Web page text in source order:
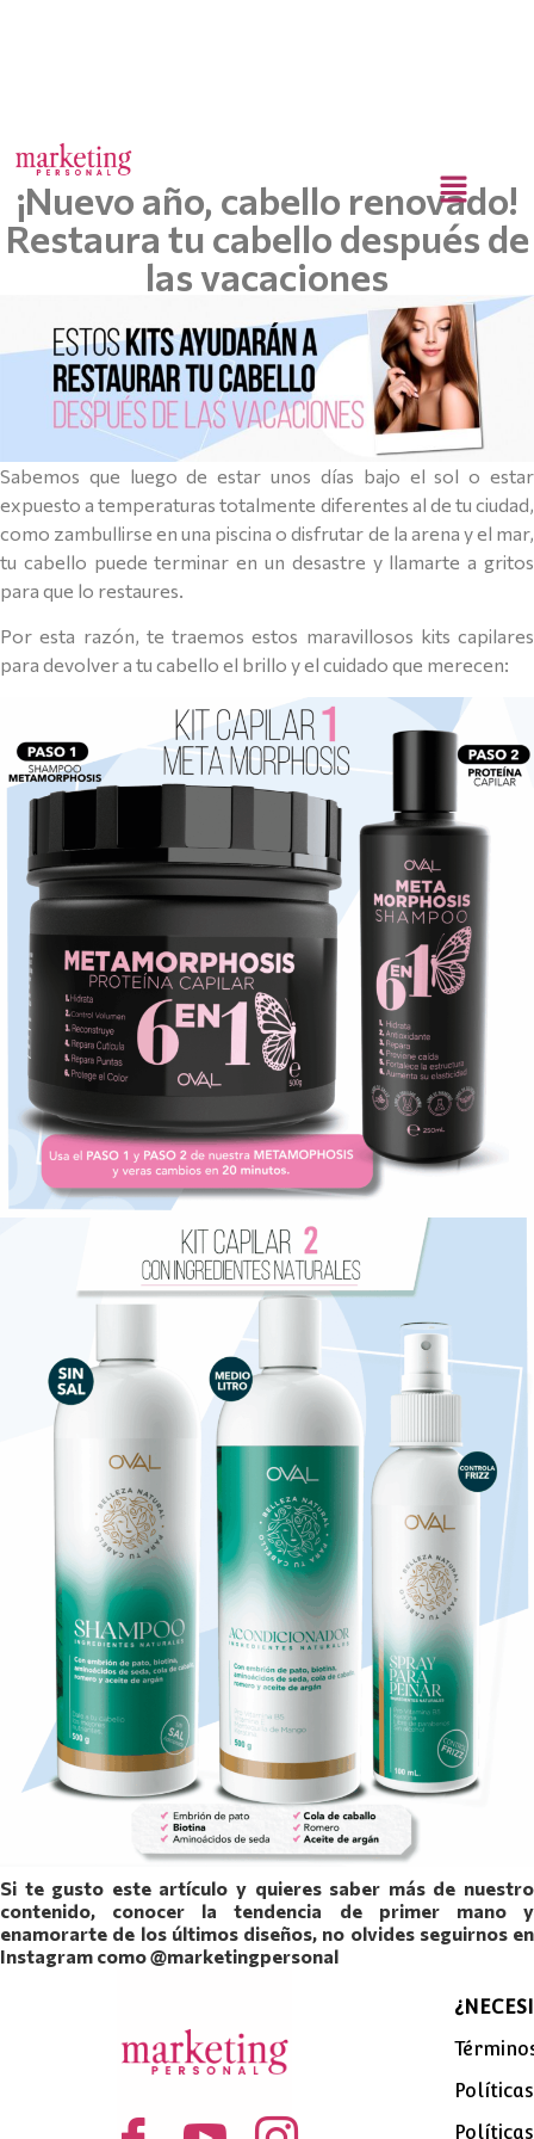
¡Nuevo año, cabello renovado!
Restaura tu cabello después de
las vacaciones
Sabemos que luego de estar unos días bajo el sol o estar
expuesto a temperaturas totalmente diferentes al de tu ciudad,
como zambullirse en una piscina o disfrutar de la arena y el mar,
tu cabello puede terminar en un desastre y llamarte a gritos
para que lo restaures.
Por esta razón, te traemos estos maravillosos kits capilares
para devolver a tu cabello el brillo y el cuidado que merecen:
Si te gusto este artículo y quieres saber más de nuestro
contenido, conocer la tendencia de primer mano y
enamorarte de los últimos diseños, no olvides seguirnos en
Instagram como @marketingpersonal